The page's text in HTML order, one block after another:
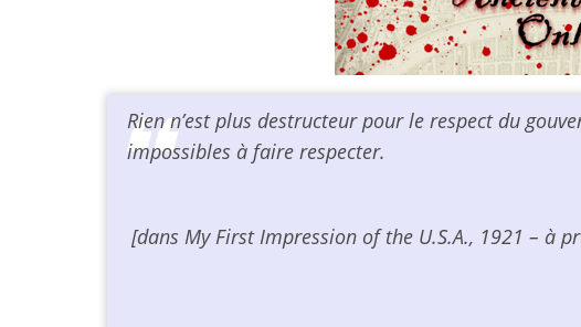
Rien n’est plus destructeur pour le respect du
impossibles à faire respecter.
[dans My First Impression of the U.S.A., 1921 – à